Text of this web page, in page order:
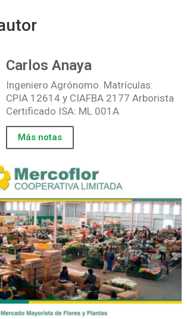
Carlos Anaya
Ingeniero Agrónomo. Matrículas:
CPIA 12614 y CIAFBA 2177 Arborista
Certificado ISA: ML 001A
Más notas